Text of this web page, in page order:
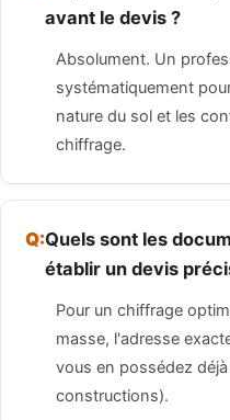
avant le devis ?
Absolument. Un
systématiquement
nature du sol et les
chiffrage.
Quels sont les
établir un devis
Pour un chiffrage
masse, l'adresse
vous en possédez
constructions).